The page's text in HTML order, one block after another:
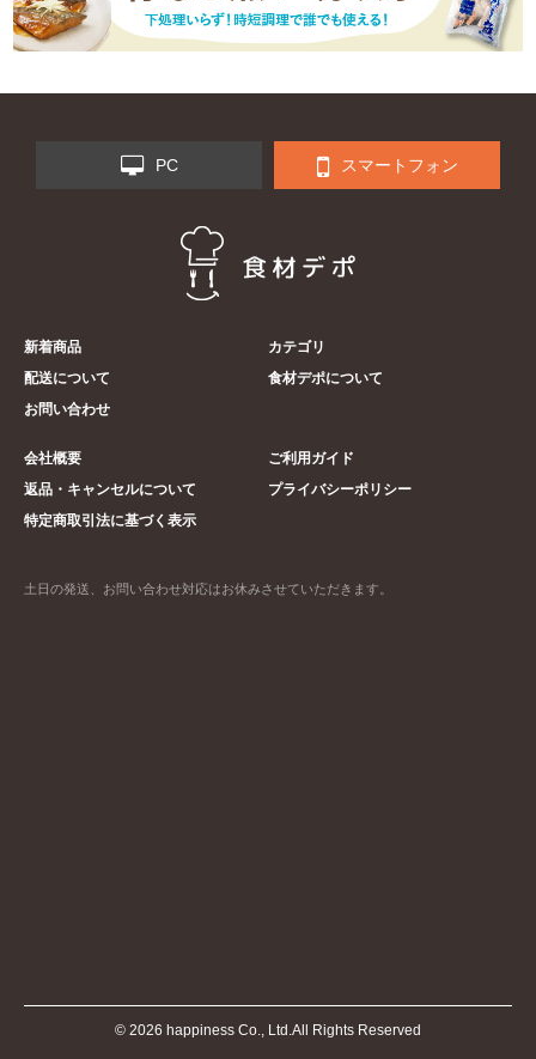
PC スマートフォン
新着商品
カテゴリ
配送について
食材デポについて
お問い合わせ
会社概要
ご利用ガイド
返品・キャンセルについて
プライバシーポリシー
特定商取引法に基づく表示
土日の発送、お問い合わせ対応はお休みさせていただきます。
© 2026 happiness Co., Ltd.All Rights Reserved